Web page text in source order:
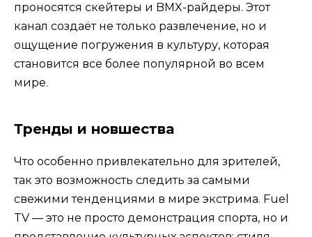
проносятся скейтеры и BMX-райдеры. Этот
канал создаёт не только развлечение, но и
ощущение погружения в культуру, которая
становится все более популярной во всем
мире.
Тренды и новшества
Что особенно привлекательно для зрителей,
так это возможность следить за самыми
свежими тенденциями в мире экстрима. Fuel
TV — это не просто демонстрация спорта, но и